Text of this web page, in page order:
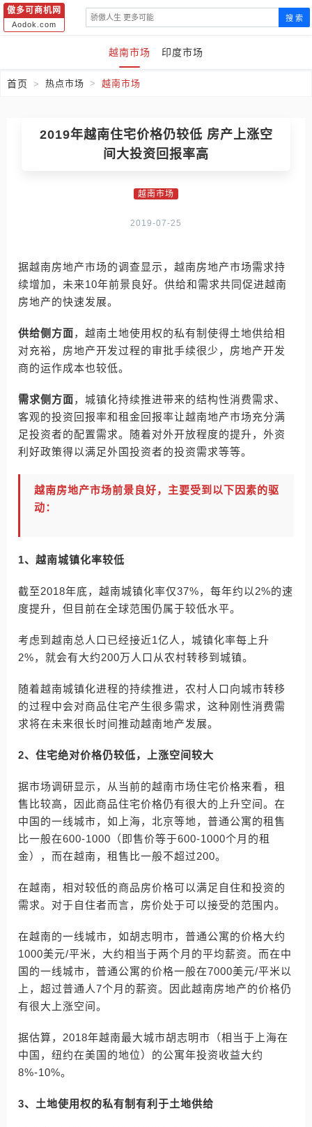
傲多可商机网
Aodok.com
搜 索
越南市场 印度市场
首页 热点市场 越南市场
2019年越南住宅价格仍较低 房产上涨空
间大投资回报率高
越南市场
2019-07-25
据越南房地产市场的调查显示，越南房地产市场需求持
续增加，未来10年前景良好。供给和需求共同促进越南
房地产的快速发展。
供给侧方面，越南土地使用权的私有制使得土地供给相
对充裕，房地产开发过程的审批手续很少，房地产开发
商的运作成本也较低。
需求侧方面，城镇化持续推进带来的结构性消费需求、
客观的投资回报率和租金回报率让越南地产市场充分满
足投资者的配置需求。随着对外开放程度的提升，外资
利好政策得以满足外国投资者的投资需求等等。
越南房地产市场前景良好，主要受到以下因素的驱
动：
1、越南城镇化率较低
截至2018年底，越南城镇化率仅37%，每年约以2%的速
度提升，但目前在全球范围仍属于较低水平。
考虑到越南总人口已经接近1亿人，城镇化率每上升
2%，就会有大约200万人口从农村转移到城镇。
随着越南城镇化进程的持续推进，农村人口向城市转移
的过程中会对商品住宅产生很多需求，这种刚性消费需
求将在未来很长时间推动越南地产发展。
2、住宅绝对价格仍较低，上涨空间较大
据市场调研显示，从当前的越南市场住宅价格来看，租
售比较高，因此商品住宅价格仍有很大的上升空间。在
中国的一线城市，如上海，北京等地，普通公寓的租售
比一般在600-1000（即售价等于600-1000个月的租
金），而在越南，租售比一般不超过200。
在越南，相对较低的商品房价格可以满足自住和投资的
需求。对于自住者而言，房价处于可以接受的范围内。
在越南的一线城市，如胡志明市，普通公寓的价格大约
1000美元/平米，大约相当于两个月的平均薪资。而在中
国的一线城市，普通公寓的价格一般在7000美元/平米以
上，超过普通人7个月的薪资。因此越南房地产的价格仍
有很大上涨空间。
据估算，2018年越南最大城市胡志明市（相当于上海在
中国，纽约在美国的地位）的公寓年投资收益大约
8%-10%。
3、土地使用权的私有制有利于土地供给